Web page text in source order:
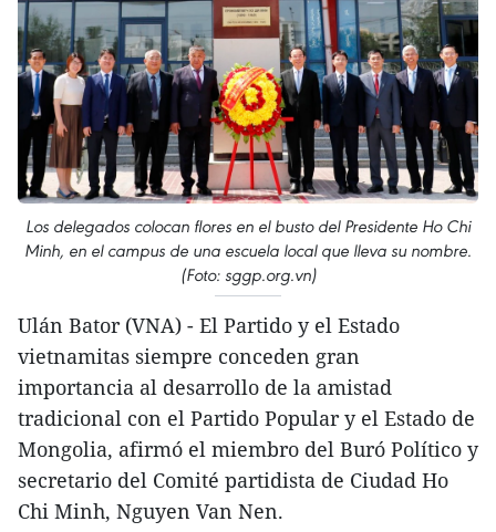
Los delegados colocan flores en el busto del Presidente Ho Chi
Minh, en el campus de una escuela local que lleva su nombre.
(Foto: sggp.org.vn)
Ulán Bator (VNA) - El Partido y el Estado
vietnamitas siempre conceden gran
importancia al desarrollo de la amistad
tradicional con el Partido Popular y el Estado de
Mongolia, afirmó el miembro del Buró Político y
secretario del Comité partidista de Ciudad Ho
Chi Minh, Nguyen Van Nen.